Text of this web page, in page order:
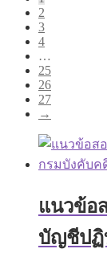
2
3
4
…
25
26
27
→
แนวข้อ
บัญชีปฏิ